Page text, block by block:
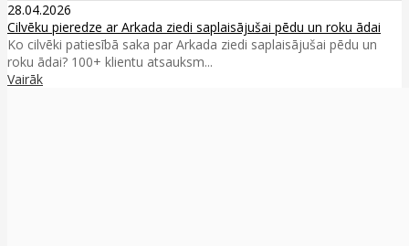
28.04.2026
Cilvēku pieredze ar Arkada ziedi saplaisājušai pēdu un roku ādai
Ko cilvēki patiesībā saka par Arkada ziedi saplaisājušai pēdu un
roku ādai? 100+ klientu atsauksm...
Vairāk